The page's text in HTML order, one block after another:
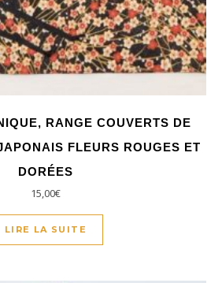
RANGE COUVERTS DE
FLEURS ROUGES ET
DORÉES
15,00€
LIRE LA SUITE